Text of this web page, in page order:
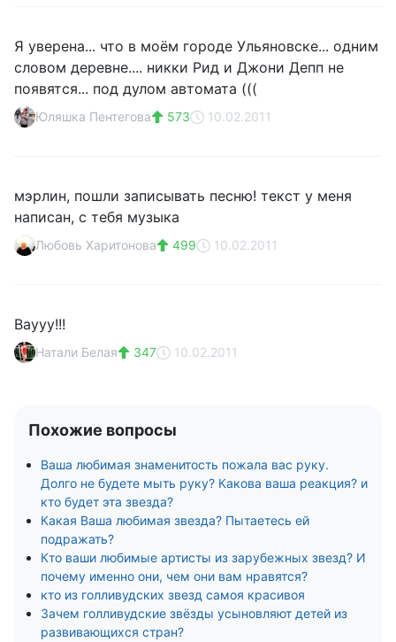
Я уверена... что в моём городе Ульяновске... одним
словом деревне.... никки Рид и Джони Депп не
появятся... под дулом автомата (((
Юляшка Пентегова 573 10.02.2011
мэрлин, пошли записывать песню! текст у меня
написан, с тебя музыка
Любовь Харитонова 499 10.02.2011
Ваууу!!!
Натали Белая 347 10.02.2011
Похожие вопросы
Ваша любимая знаменитость пожала вас руку.
Долго не будете мыть руку? Какова ваша реакция? и
кто будет эта звезда?
Какая Ваша любимая звезда? Пытаетесь ей
подражать?
Кто ваши любимые артисты из зарубежных звезд? И
почему именно они, чем они вам нравятся?
кто из голливудских звезд самоя красивоя
Зачем голливудские звёзды усыновляют детей из
развивающихся стран?